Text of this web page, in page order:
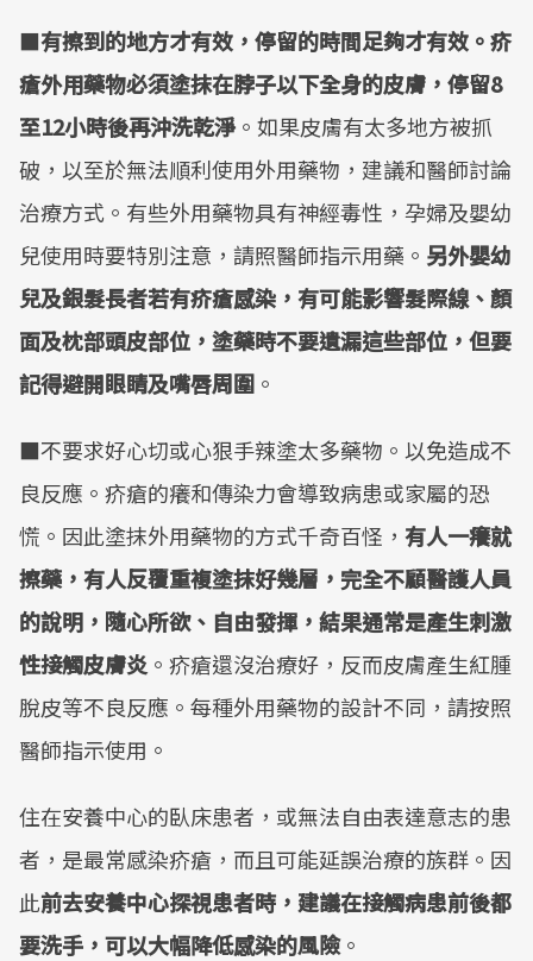
■有擦到的地方才有效，停留的時間足夠才有效。疥
瘡外用藥物必須塗抹在脖子以下全身的皮膚，停留8
至12小時後再沖洗乾淨 。如果皮膚有太多地方被抓
破，以至於無法順利使用外用藥物，建議和醫師討論
治療方式。有些外用藥物具有神經毒性，孕婦及嬰幼
兒使用時要特別注意，請照醫師指示用藥。 另外嬰幼
兒及銀髮長者若有疥瘡感染，有可能影響髮際線、顏
面及枕部頭皮部位，塗藥時不要遺漏這些部位，但要
記得避開眼睛及嘴唇周圍 。
■不要求好心切或心狠手辣塗太多藥物。以免造成不
良反應。疥瘡的癢和傳染力會導致病患或家屬的恐
慌。因此塗抹外用藥物的方式千奇百怪， 有人一癢就
擦藥，有人反覆重複塗抹好幾層，完全不顧醫護人員
的說明，隨心所欲、自由發揮，結果通常是產生刺激
性接觸皮膚炎 。疥瘡還沒治療好，反而皮膚產生紅腫
脫皮等不良反應。每種外用藥物的設計不同，請按照
醫師指示使用。
住在安養中心的臥床患者，或無法自由表達意志的患
者，是最常感染疥瘡，而且可能延誤治療的族群。因
此前去安養中心探視患者時，建議在接觸病患前後都
要洗手，可以大幅降低感染的風險。